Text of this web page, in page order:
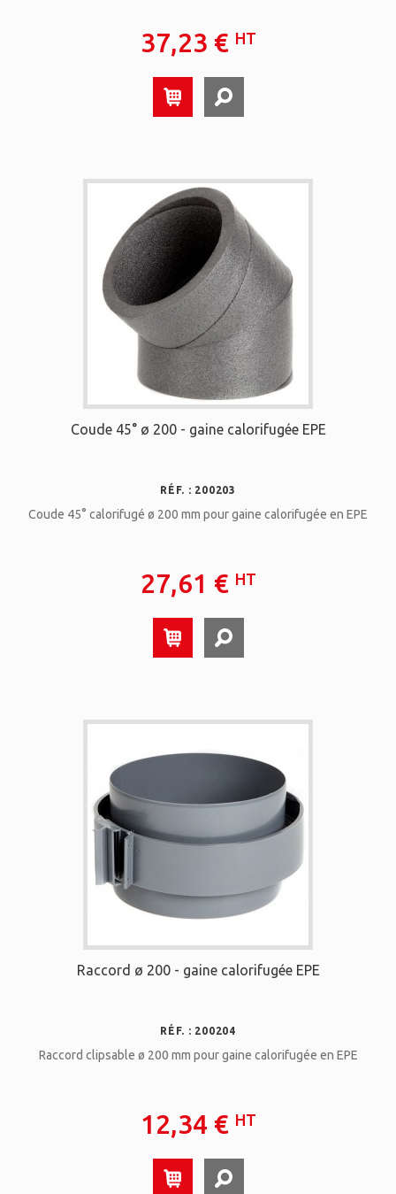
37,23 € HT
Coude 45° ø 200 - gaine calorifugée EPE
RÉF. : 200203
Coude 45° calorifugé ø 200 mm pour gaine calorifugée en EPE
27,61 € HT
Raccord ø 200 - gaine calorifugée EPE
RÉF. : 200204
Raccord clipsable ø 200 mm pour gaine calorifugée en EPE
12,34 € HT